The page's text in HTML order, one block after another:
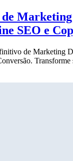
SEO e
de Marketing
Transforme